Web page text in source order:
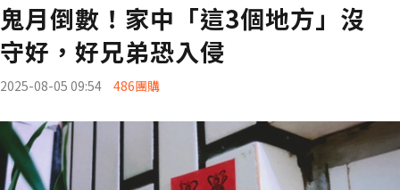
鬼月倒數！家中「這3個地方」沒
守好，好兄弟恐入侵
2025-08-05 09:54 486團購